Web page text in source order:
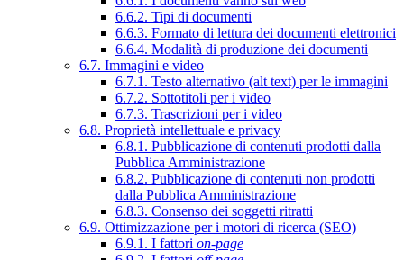
6.6.2. Tipi di documenti
6.6.3. Formato di lettura dei documenti elettronici
6.6.4. Modalità di produzione dei documenti
6.7. Immagini e video
6.7.1. Testo alternativo (alt text) per le immagini
6.7.2. Sottotitoli per i video
6.7.3. Trascrizioni per i video
6.8. Proprietà intellettuale e privacy
6.8.1. Pubblicazione di contenuti prodotti dalla
Pubblica Amministrazione
6.8.2. Pubblicazione di contenuti non prodotti
dalla Pubblica Amministrazione
6.8.3. Consenso dei soggetti ritratti
6.9. Ottimizzazione per i motori di ricerca (SEO)
6.9.1. I fattori on-page